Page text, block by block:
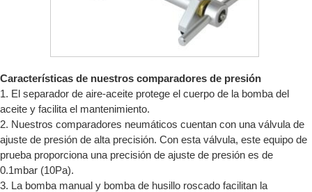
Características de nuestros comparadores de presión
1. El separador de aire-aceite protege el cuerpo de la bomba del
aceite y facilita el mantenimiento.
2. Nuestros comparadores neumáticos cuentan con una válvula de
ajuste de presión de alta precisión. Con esta válvula, este equipo de
prueba proporciona una precisión de ajuste de presión es de
0.1mbar (10Pa).
3. La bomba manual y bomba de husillo roscado facilitan la